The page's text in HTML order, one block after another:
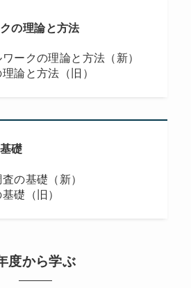
の理論と方法
ークの理論と方法（新）
論と方法（旧）
礎
の基礎（新）
礎（旧）
度から学ぶ